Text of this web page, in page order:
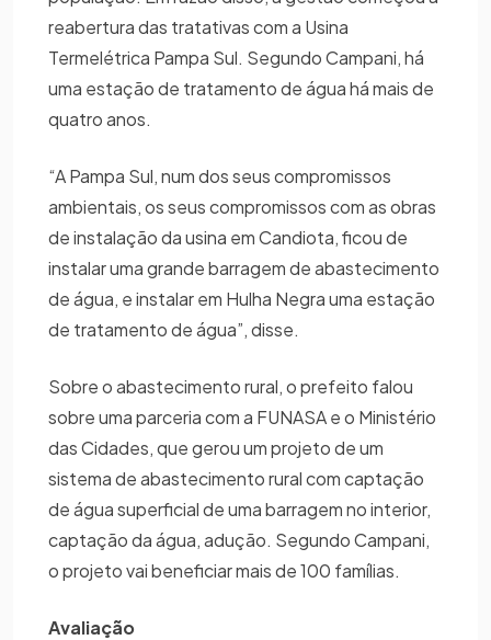
reabertura das tratativas com a Usina
Termelétrica Pampa Sul. Segundo Campani, há
uma estação de tratamento de água há mais de
quatro anos.
“A Pampa Sul, num dos seus compromissos
ambientais, os seus compromissos com as obras
de instalação da usina em Candiota, ficou de
instalar uma grande barragem de abastecimento
de água, e instalar em Hulha Negra uma estação
de tratamento de água”, disse.
Sobre o abastecimento rural, o prefeito falou
sobre uma parceria com a FUNASA e o Ministério
das Cidades, que gerou um projeto de um
sistema de abastecimento rural com captação
de água superficial de uma barragem no interior,
captação da água, adução. Segundo Campani,
o projeto vai beneficiar mais de 100 famílias.
Avaliação